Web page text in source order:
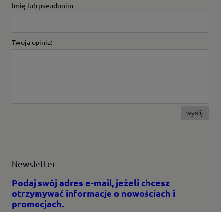
Imię lub pseudonim:
Twoja opinia:
wyślij
Newsletter
Podaj swój adres e-mail, jeżeli chcesz
otrzymywać informacje o nowościach i
promocjach.